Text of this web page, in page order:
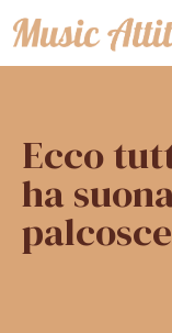
Vai
al
Ecco
ha